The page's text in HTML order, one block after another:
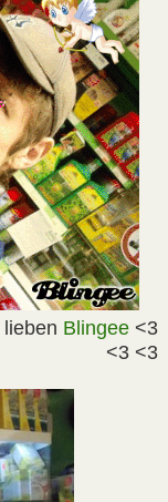
lieben Blingee <3
<3 <3